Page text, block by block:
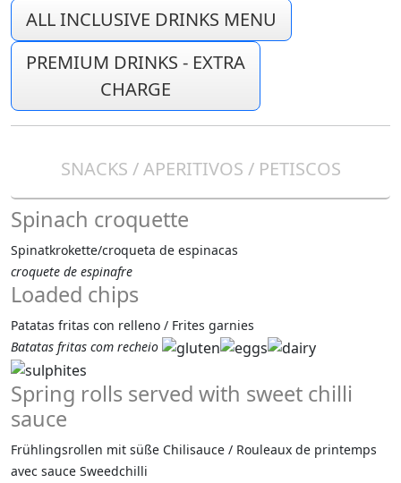
ALL INCLUSIVE DRINKS MENU
PREMIUM DRINKS - EXTRA
CHARGE
SNACKS / APERITIVOS / PETISCOS
Spinach croquette
Spinatkrokette/croqueta de espinacas
croquete de espinafre
Loaded chips
Patatas fritas con relleno / Frites garnies
Batatas fritas com recheio
Spring rolls served with sweet chilli
sauce
Frühlingsrollen mit süße Chilisauce / Rouleaux de printemps
avec sauce Sweedchilli